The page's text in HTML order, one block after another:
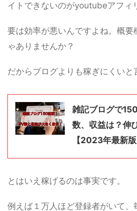
イトできないのがyoutubeアフィ
要は効率が悪いんですよね。概要
ゃありませんか？
だからブログよりも稼ぎにくいと
雑記ブログで
数、収益は？伸
【2023年最新版
とはいえ稼げるのは事実です。
例えば１万人ほど登録者がいて、